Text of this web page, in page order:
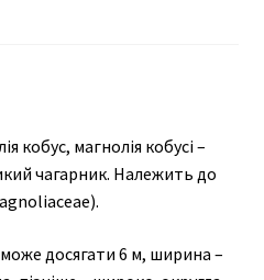
кобус, магнолія кобусі –
чагарник. Належить до
досягати 6 м, ширина –